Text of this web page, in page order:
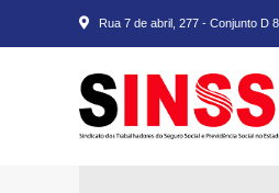
Rua 7 de abril, 277 - Conjunto D